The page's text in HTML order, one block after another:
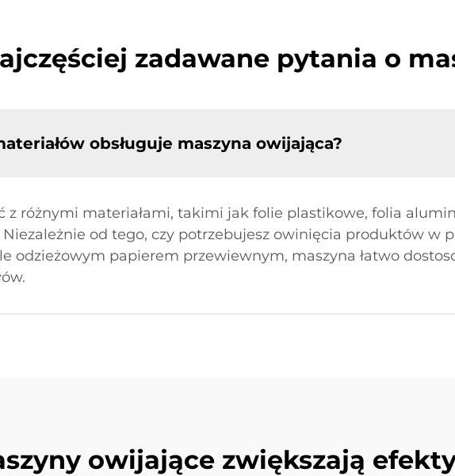
zadawane pytania o
obsługuje maszyna owijająca?
z różnymi materiałami, takimi jak folie plastikowe, folia
od tego, czy potrzebujesz owinięcia produktów w
odzieżowym papierem przewiewnym, maszyna łatwo
owijające zwiększają